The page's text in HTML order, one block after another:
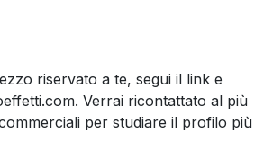
riservato a te, segui il link e
Verrai ricontattato al più
per studiare il profilo più